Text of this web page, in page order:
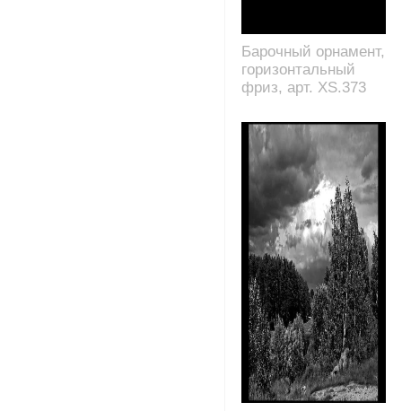
Барочный орнамент,
горизонтальный
фриз, арт. XS.373